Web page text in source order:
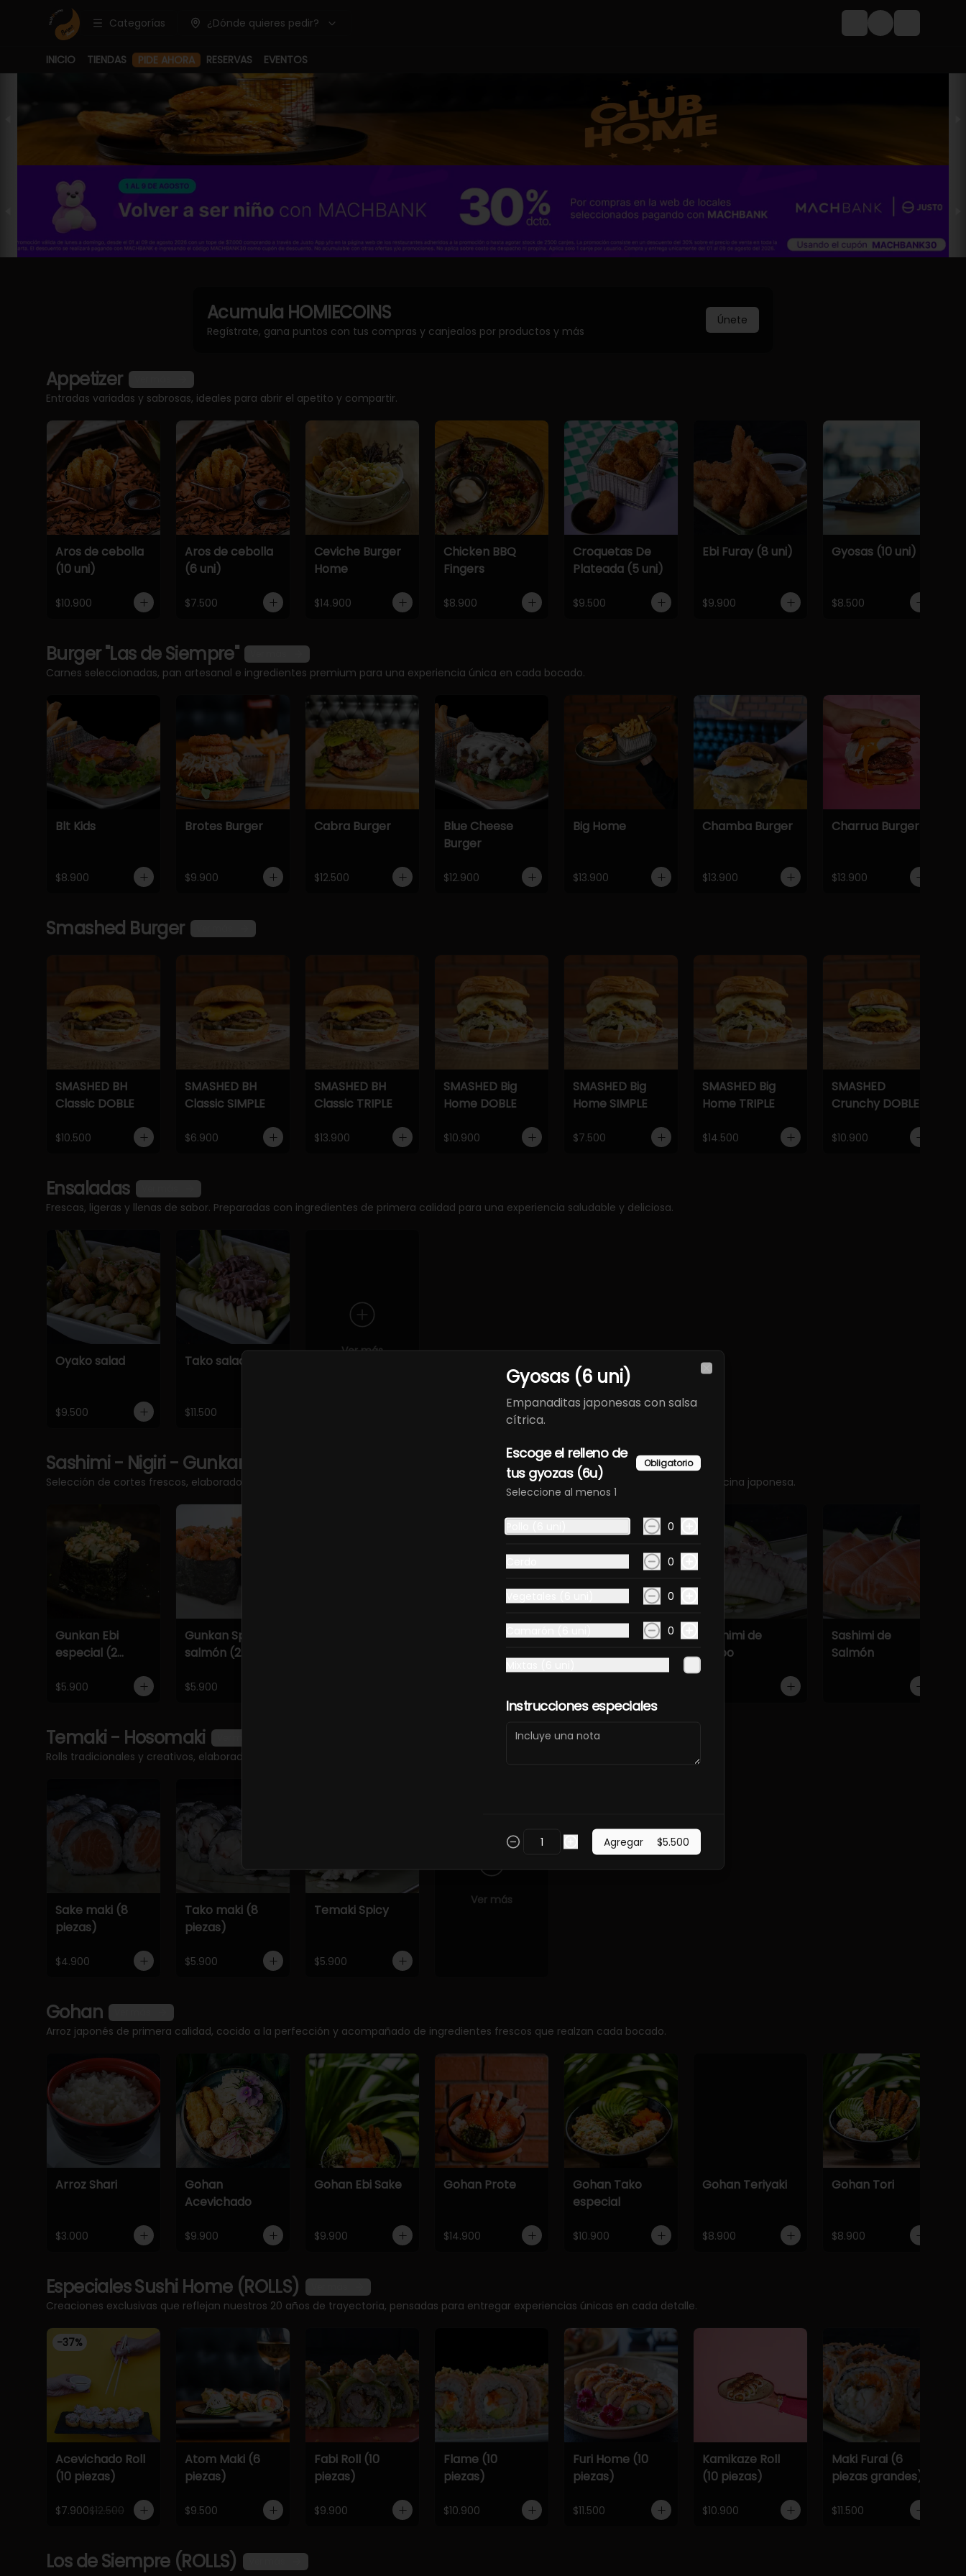
Categorías ¿Dónde quieres pedir? Login
INICIO TIENDAS PIDE AHORA RESERVAS EVENTOS
Acumula HOMIECOINS
Regístrate, gana puntos con tus compras y canjealos por productos y más
Únete
Appetizer
Entradas variadas y sabrosas, ideales para abrir el apetito y compartir.
Aros de cebolla
(10 uni)
$10.900
Aros de cebolla
(6 uni)
$7.500
Ceviche Burger
Home
$14.900
Chicken BBQ
Fingers
$8.900
Croquetas De
Plateada (5 uni)
$9.500
Ebi Furay (8 uni)
$9.900
Gyosas (10 uni)
$8.500
Burger "Las de Siempre"
Carnes seleccionadas, pan artesanal e ingredientes premium para una experiencia única en cada bocado.
Blt Kids
$8.900
Brotes Burger
$9.900
Cabra Burger
$12.500
Blue Cheese
Burger
$12.900
Big Home
$13.900
Chamba Burger
$13.900
Charrua Burger
$13.900
Smashed Burger
SMASHED BH
Classic DOBLE
$10.500
SMASHED BH
Classic SIMPLE
$6.900
SMASHED BH
Classic TRIPLE
$13.900
SMASHED Big
Home DOBLE
$10.900
SMASHED Big
Home SIMPLE
$7.500
SMASHED Big
Home TRIPLE
$14.500
SMASHED
Crunchy DOBLE
$10.900
Ensaladas
Frescas, ligeras y llenas de sabor. Preparadas con ingredientes de primera calidad para una experiencia saludable y deliciosa.
Oyako salad
$9.500
Tako salad
$11.500
Ver más
Sashimi - Nigiri - Gunkan
Selección de cortes frescos, elaborados con pescado de primera calidad y presentaciones cuidadas que destacan la esencia de la cocina japonesa.
Gunkan Ebi
especial (2
$5.900
Gunkan Spicy
salmón (2
$5.900
Sashimi de Atún
Sashimi de
Pulpo
Sashimi de
Salmón
Temaki - Hosomaki
Rolls tradicionales y creativos, elaborados al momento con ingredientes frescos y sabores auténticos de la cocina japonesa.
Sake maki (8
piezas)
$4.900
Tako maki (8
piezas)
$5.900
Temaki Spicy
$5.900
Ver más
Gohan
Arroz japonés de primera calidad, cocido a la perfección y acompañado de ingredientes frescos que realzan cada bocado.
Arroz Shari
$3.000
Gohan
Acevichado
$9.900
Gohan Ebi Sake
$9.900
Gohan Prote
$14.900
Gohan Tako
especial
$10.900
Gohan Teriyaki
$8.900
Gohan Tori
$8.900
Especiales Sushi Home (ROLLS)
Creaciones exclusivas que reflejan nuestros 20 años de trayectoria, pensadas para entregar experiencias únicas en cada detalle.
-37%
Acevichado Roll
(10 piezas)
$7.900$12.500
Atom Maki (6
piezas)
$9.500
Fabi Roll (10
piezas)
$9.900
Flame (10
piezas)
$10.900
Furi Home (10
piezas)
$11.500
Kamikaze Roll
(10 piezas)
$10.900
Maki Furai (6
piezas grandes)
$11.500
Los de Siempre (ROLLS)
Gyosas (6 uni)
Empanaditas japonesas con salsa
cítrica.
Escoge el relleno de
tus gyozas (6u)
Obligatorio
Seleccione al menos 1
0
0
0
0
Instrucciones especiales
Agregar $5.500